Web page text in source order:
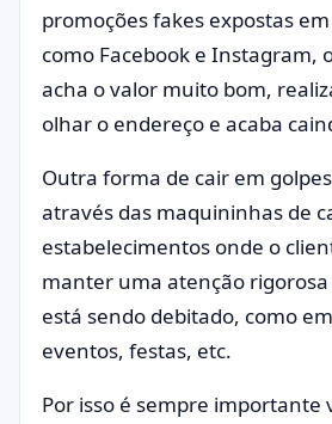
promoções fakes expostas
como Facebook e Instagram,
acha o valor muito bom,
olhar o endereço e acaba
Outra forma de cair em
através das maquininhas de
estabelecimentos onde o
manter uma atenção
está sendo debitado, como
eventos, festas, etc.
Por isso é sempre importante